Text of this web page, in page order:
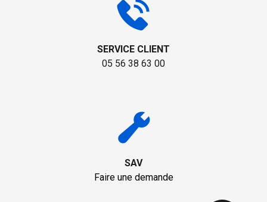
SERVICE CLIENT
05 56 38 63 00
SAV
Faire une demande